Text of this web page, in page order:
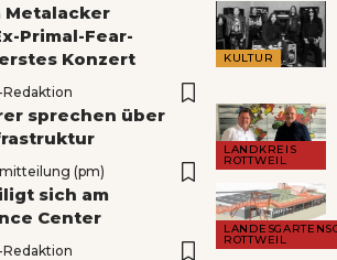
KULTUR
Metalacker
Primal-Fear-
Konzert
LANDKREIS
ROTTWEIL
sprechen über
(pm)
ROTTWEIL
sich am
Center